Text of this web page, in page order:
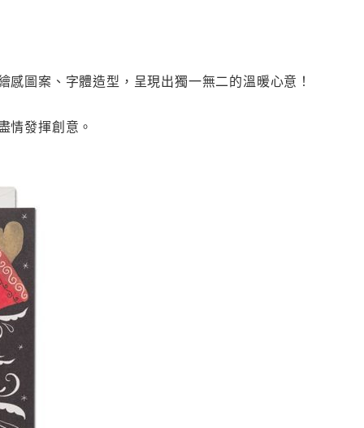
圖案、字體造型，呈現出獨一無二的溫暖心意！
情發揮創意。